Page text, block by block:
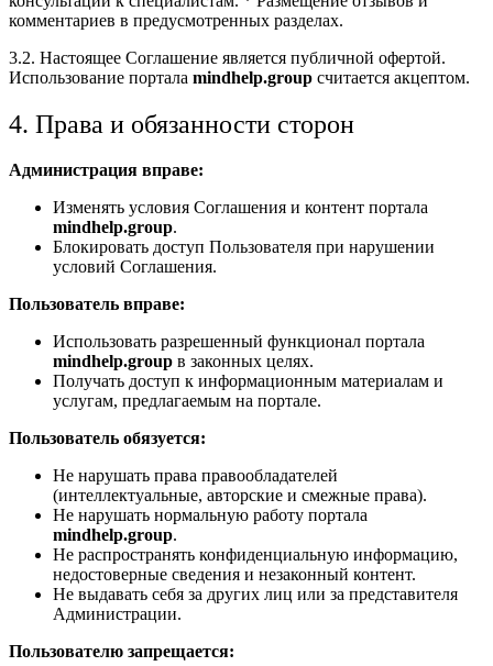
комментариев в предусмотренных разделах.
3.2. Настоящее Соглашение является публичной офертой.
Использование портала mindhelp.group считается акцептом.
4. Права и обязанности сторон
Администрация вправе:
Изменять условия Соглашения и контент портала
mindhelp.group.
Блокировать доступ Пользователя при нарушении
условий Соглашения.
Пользователь вправе:
Использовать разрешенный функционал портала
mindhelp.group в законных целях.
Получать доступ к информационным материалам и
услугам, предлагаемым на портале.
Пользователь обязуется:
Не нарушать права правообладателей
(интеллектуальные, авторские и смежные права).
Не нарушать нормальную работу портала
mindhelp.group.
Не распространять конфиденциальную информацию,
недостоверные сведения и незаконный контент.
Не выдавать себя за других лиц или за представителя
Администрации.
Пользователю запрещается: